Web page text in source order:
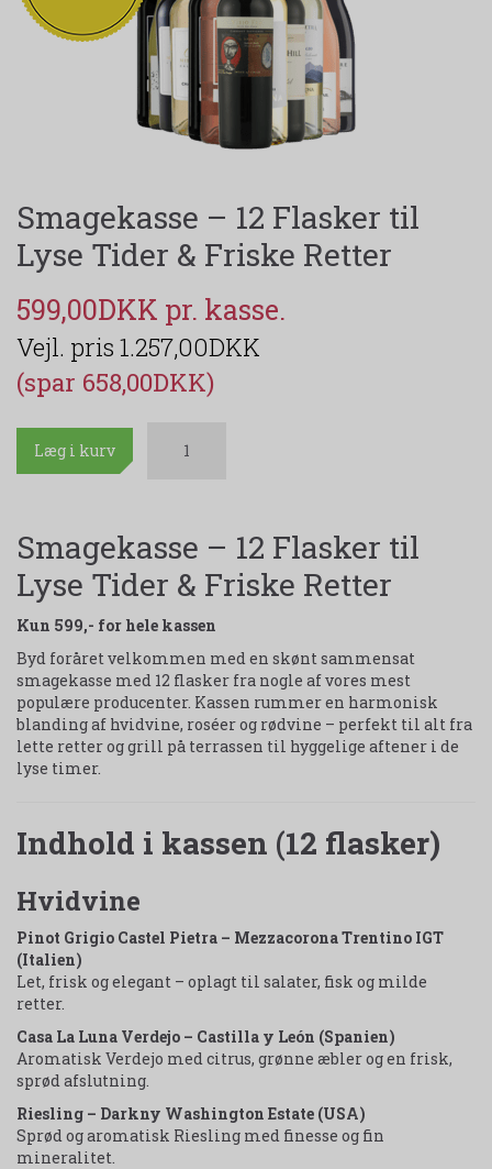
Smagekasse – 12 Flasker til
Lyse Tider & Friske Retter
599,00DKK
1.257,00DKK
(spar 658,00DKK)
Læg i kurv
Smagekasse – 12 Flasker til
Lyse Tider & Friske Retter
Kun 599,- for hele kassen
Byd foråret velkommen med en skønt sammensat
smagekasse med 12 flasker fra nogle af vores mest
populære producenter. Kassen rummer en harmonisk
blanding af hvidvine, roséer og rødvine – perfekt til alt fra
lette retter og grill på terrassen til hyggelige aftener i de
lyse timer.
Indhold i kassen (12 flasker)
Hvidvine
Pinot Grigio Castel Pietra – Mezzacorona Trentino IGT
(Italien)
Let, frisk og elegant – oplagt til salater, fisk og milde
retter.
Casa La Luna Verdejo – Castilla y León (Spanien)
Aromatisk Verdejo med citrus, grønne æbler og en frisk,
sprød afslutning.
Riesling – Darkny Washington Estate (USA)
Sprød og aromatisk Riesling med finesse og fin
mineralitet.